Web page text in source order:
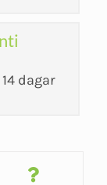
dagar